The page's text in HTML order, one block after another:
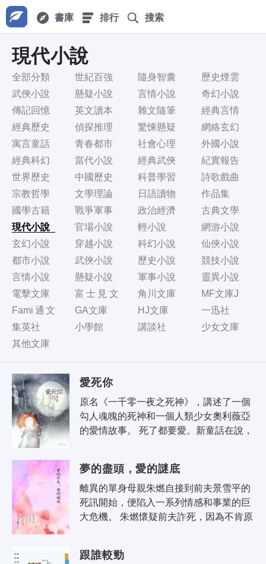
書庫 排行 搜索
現代小說
全部分類 世紀百強 隨身智囊
歷史煙雲
武俠小說
懸疑小說 言情小說
奇幻小說
傳記回憶
英文讀本 雜文隨筆
經典言情
經典歷史
偵探推理 驚悚懸疑
網絡玄幻
寓言童話
青春都市 社會心理
外國小說
經典科幻
當代小說 經典武俠
紀實報告
世界歷史
中國歷史 科普學習
詩歌戲曲
宗教哲學
文學理論 日語讀物
作品集
國學古籍
戰爭軍事 政治經濟
古典文學
現代小說
官場小說 輕小說
網游小說
玄幻小說
穿越小說 科幻小說
仙俠小說
都市小說
武俠小說 歷史小說
競技小說
言情小說
懸疑小說 軍事小說
靈異小說
電擊文庫
富士見文
庫
角川文庫
MF文庫J
Fami通文
庫
GA文庫 HJ文庫
一迅社
集英社
小學館 講談社
少女文庫
其他文庫
愛死你
原名《一千零一夜之死神》，講述了一個
勾人魂魄的死神和一個人類少女奧利薇亞
的愛情故事。 死了都要愛。新童話在說，
夢的盡頭，愛的謎底
離異的單身母親朱燃自接到前夫景雪平的
死訊開始，便陷入一系列情感和事業的巨
大危機。 朱燃懷疑前夫詐死，因為不肯原
跟誰較勁